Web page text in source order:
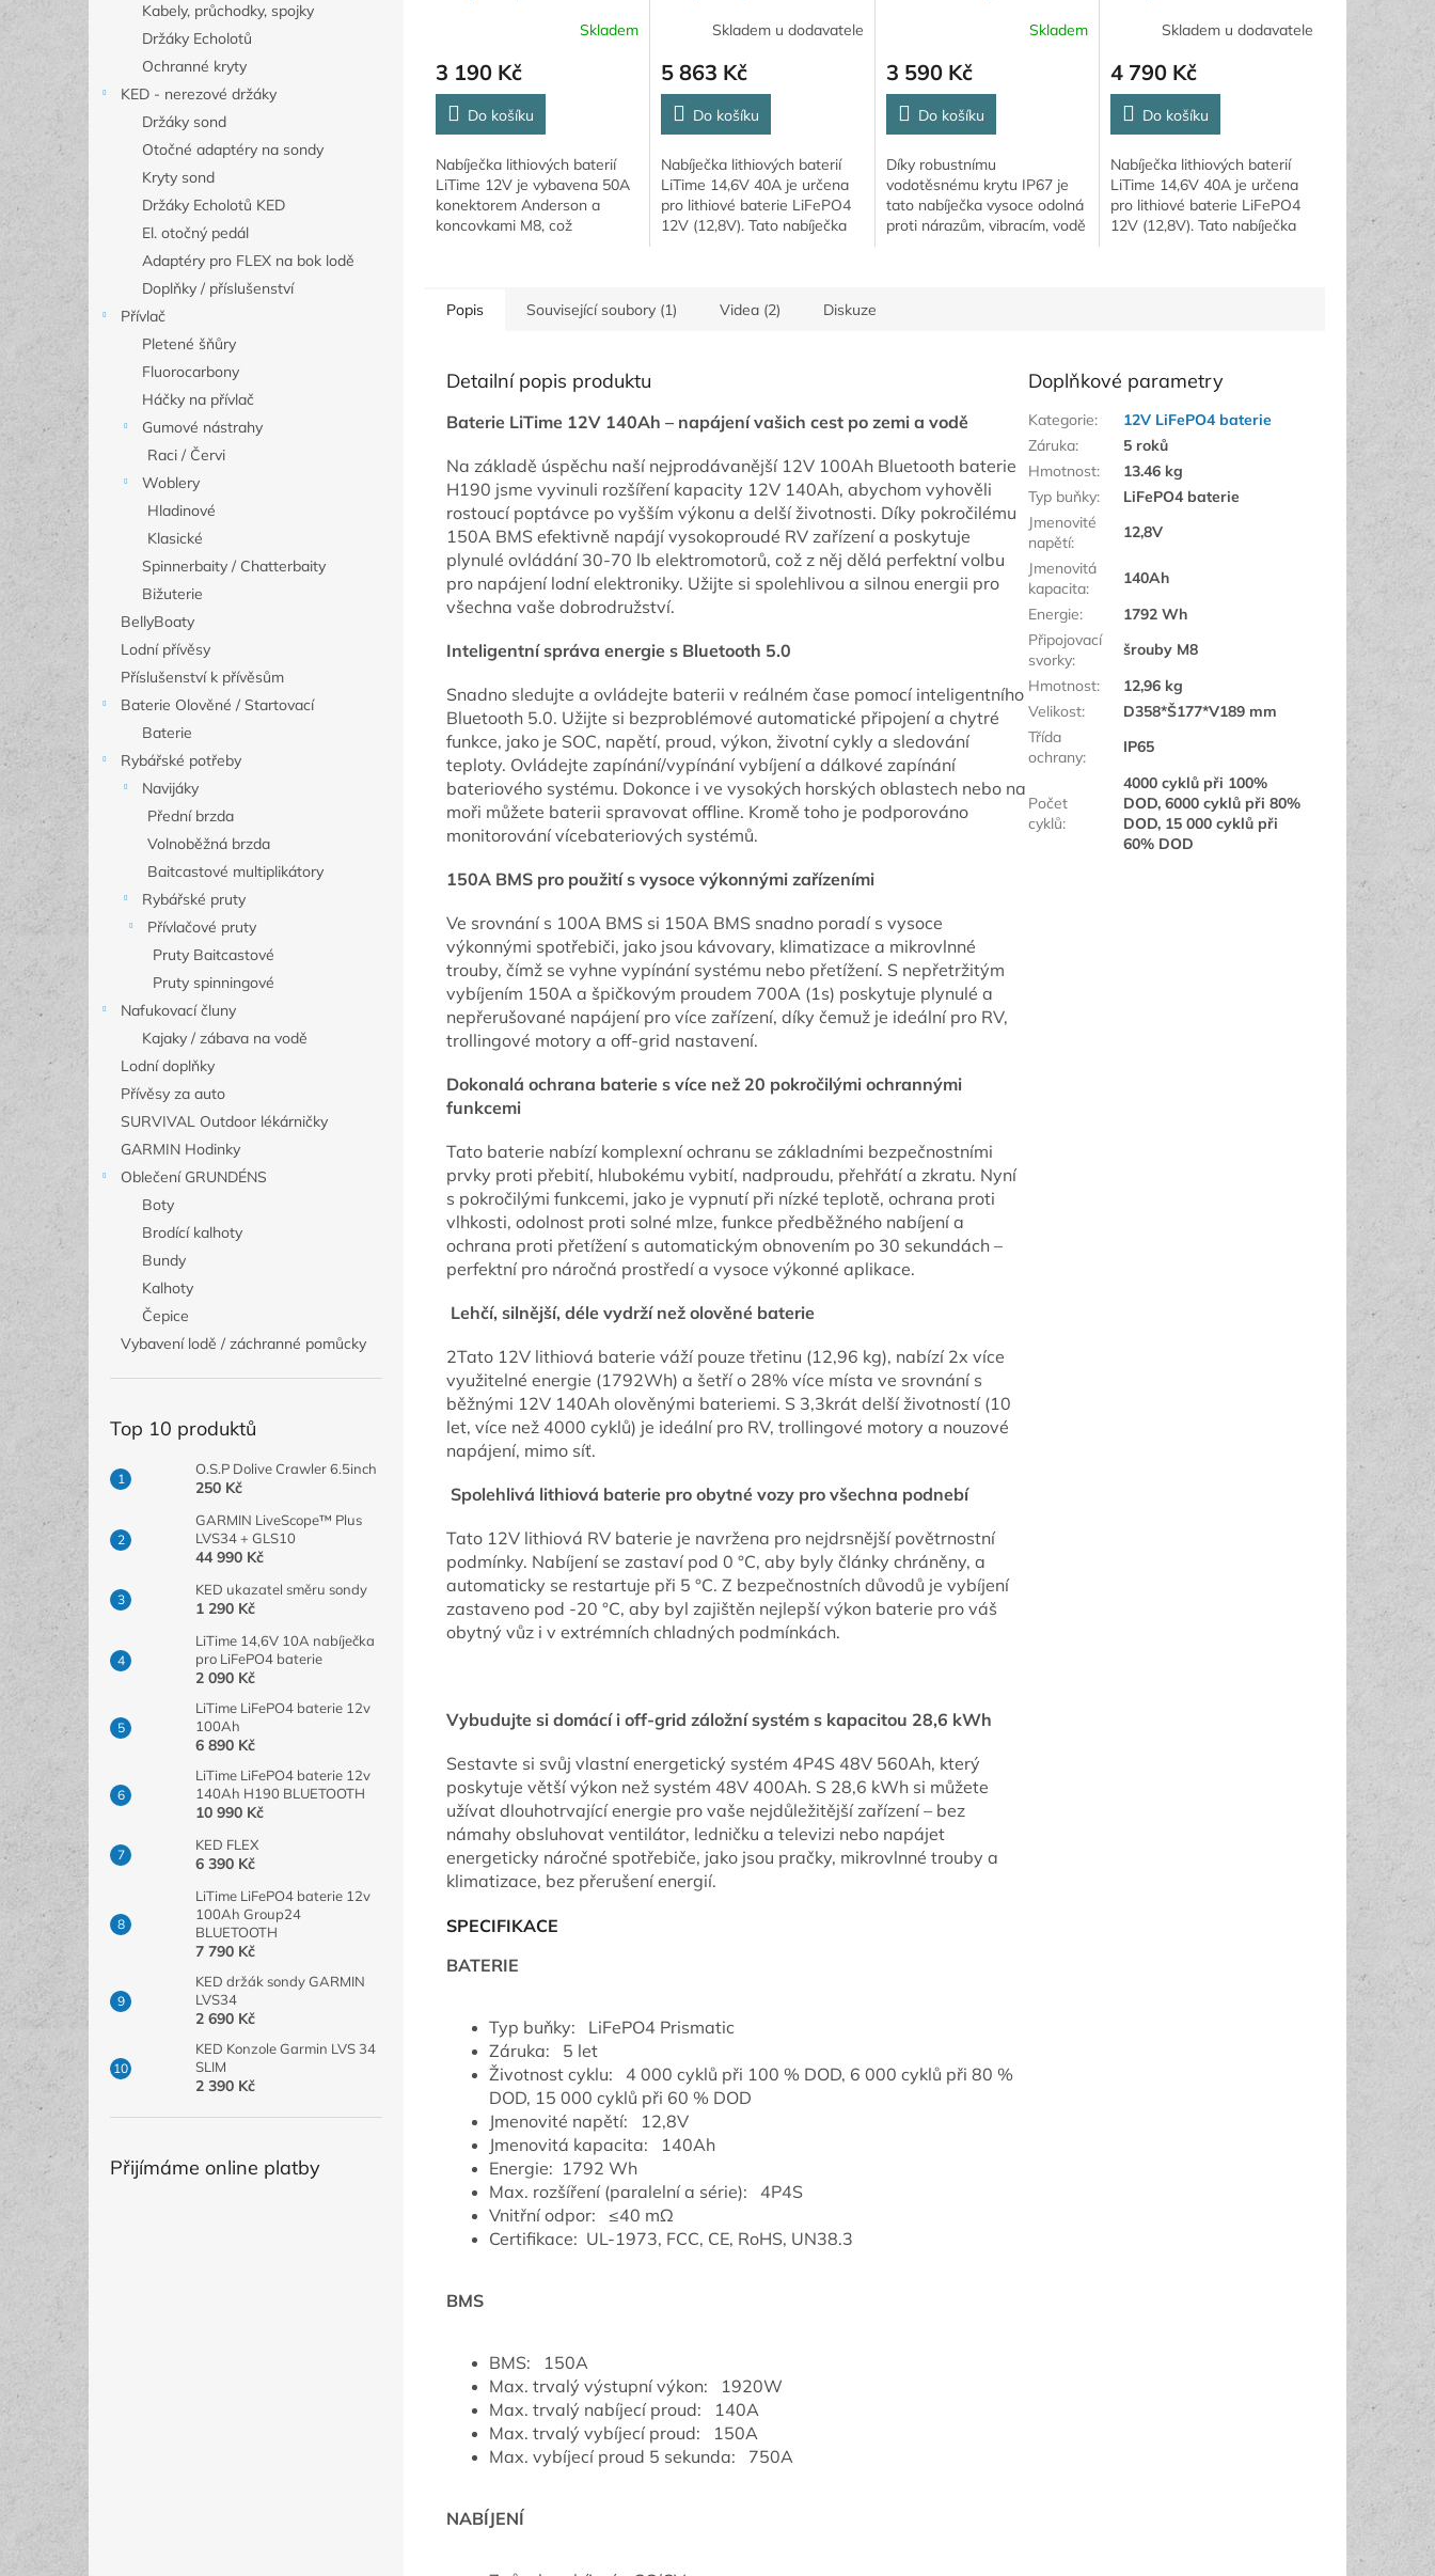
Kabely, průchodky, spojky
Držáky Echolotů
Ochranné kryty
KED - nerezové držáky
Držáky sond
Otočné adaptéry na sondy
Kryty sond
Držáky Echolotů KED
El. otočný pedál
Adaptéry pro FLEX na bok lodě
Doplňky / příslušenství
Přívlač
Pletené šňůry
Fluorocarbony
Háčky na přívlač
Gumové nástrahy
Raci / Červi
Woblery
Hladinové
Klasické
Spinnerbaity / Chatterbaity
Bižuterie
BellyBoaty
Lodní přívěsy
Příslušenství k přívěsům
Baterie Olověné / Startovací
Baterie
Rybářské potřeby
Navijáky
Přední brzda
Volnoběžná brzda
Baitcastové multiplikátory
Rybářské pruty
Přívlačové pruty
Pruty Baitcastové
Pruty spinningové
Nafukovací čluny
Kajaky / zábava na vodě
Lodní doplňky
Přívěsy za auto
SURVIVAL Outdoor lékárničky
GARMIN Hodinky
Oblečení GRUNDÉNS
Boty
Brodící kalhoty
Bundy
Kalhoty
Čepice
Vybavení lodě / záchranné pomůcky
Top 10 produktů
O.S.P Dolive Crawler 6.5inch
250 Kč
GARMIN LiveScope™ Plus
LVS34 + GLS10
44 990 Kč
KED ukazatel směru sondy
1 290 Kč
LiTime 14,6V 10A nabíječka
pro LiFePO4 baterie
2 090 Kč
LiTime LiFePO4 baterie 12v
100Ah
6 890 Kč
LiTime LiFePO4 baterie 12v
140Ah H190 BLUETOOTH
10 990 Kč
KED FLEX
6 390 Kč
LiTime LiFePO4 baterie 12v
100Ah Group24
BLUETOOTH
7 790 Kč
KED držák sondy GARMIN
LVS34
2 690 Kč
KED Konzole Garmin LVS 34
SLIM
2 390 Kč
Přijímáme online platby
Skladem
3 190 Kč
Do košíku
Nabíječka lithiových baterií
LiTime 12V je vybavena 50A
konektorem Anderson a
koncovkami M8, což
Skladem u dodavatele
5 863 Kč
Do košíku
Nabíječka lithiových baterií
LiTime 14,6V 40A je určena
pro lithiové baterie LiFePO4
12V (12,8V). Tato nabíječka
Skladem
3 590 Kč
Do košíku
Díky robustnímu
vodotěsnému krytu IP67 je
tato nabíječka vysoce odolná
proti nárazům, vibracím, vodě
Skladem u dodavatele
4 790 Kč
Do košíku
Nabíječka lithiových baterií
LiTime 14,6V 40A je určena
pro lithiové baterie LiFePO4
12V (12,8V). Tato nabíječka
Popis Související soubory (1) Videa (2) Diskuze
Detailní popis produktu
Baterie LiTime 12V 140Ah – napájení vašich cest po zemi a vodě
Na základě úspěchu naší nejprodávanější 12V 100Ah Bluetooth baterie
H190 jsme vyvinuli rozšíření kapacity 12V 140Ah, abychom vyhověli
rostoucí poptávce po vyšším výkonu a delší životnosti. Díky pokročilému
150A BMS efektivně napájí vysokoproudé RV zařízení a poskytuje
plynulé ovládání 30-70 lb elektromotorů, což z něj dělá perfektní volbu
pro napájení lodní elektroniky. Užijte si spolehlivou a silnou energii pro
všechna vaše dobrodružství.
Inteligentní správa energie s Bluetooth 5.0
Snadno sledujte a ovládejte baterii v reálném čase pomocí inteligentního
Bluetooth 5.0. Užijte si bezproblémové automatické připojení a chytré
funkce, jako je SOC, napětí, proud, výkon, životní cykly a sledování
teploty. Ovládejte zapínání/vypínání vybíjení a dálkové zapínání
bateriového systému. Dokonce i ve vysokých horských oblastech nebo na
moři můžete baterii spravovat offline. Kromě toho je podporováno
monitorování vícebateriových systémů.
150A BMS pro použití s ​​vysoce výkonnými zařízeními
Ve srovnání s 100A BMS si 150A BMS snadno poradí s vysoce
výkonnými spotřebiči, jako jsou kávovary, klimatizace a mikrovlnné
trouby, čímž se vyhne vypínání systému nebo přetížení. S nepřetržitým
vybíjením 150A a špičkovým proudem 700A (1s) poskytuje plynulé a
nepřerušované napájení pro více zařízení, díky čemuž je ideální pro RV,
trollingové motory a off-grid nastavení.
Dokonalá ochrana baterie s více než 20 pokročilými ochrannými
funkcemi
Tato baterie nabízí komplexní ochranu se základními bezpečnostními
prvky proti přebití, hlubokému vybití, nadproudu, přehřátí a zkratu. Nyní
s pokročilými funkcemi, jako je vypnutí při nízké teplotě, ochrana proti
vlhkosti, odolnost proti solné mlze, funkce předběžného nabíjení a
ochrana proti přetížení s automatickým obnovením po 30 sekundách –
perfektní pro náročná prostředí a vysoce výkonné aplikace.
Lehčí, silnější, déle vydrží než olověné baterie
2Tato 12V lithiová baterie váží pouze třetinu (12,96 kg), nabízí 2x více
využitelné energie (1792Wh) a šetří o 28% více místa ve srovnání s
běžnými 12V 140Ah olověnými bateriemi. S 3,3krát delší životností (10
let, více než 4000 cyklů) je ideální pro RV, trollingové motory a nouzové
napájení, mimo síť.
Spolehlivá lithiová baterie pro obytné vozy pro všechna podnebí
Tato 12V lithiová RV baterie je navržena pro nejdrsnější povětrnostní
podmínky. Nabíjení se zastaví pod 0 °C, aby byly články chráněny, a
automaticky se restartuje při 5 °C. Z bezpečnostních důvodů je vybíjení
zastaveno pod -20 °C, aby byl zajištěn nejlepší výkon baterie pro váš
obytný vůz i v extrémních chladných podmínkách.
Vybudujte si domácí i off-grid záložní systém s kapacitou 28,6 kWh
Sestavte si svůj vlastní energetický systém 4P4S 48V 560Ah, který
poskytuje větší výkon než systém 48V 400Ah. S 28,6 kWh si můžete
užívat dlouhotrvající energie pro vaše nejdůležitější zařízení – bez
námahy obsluhovat ventilátor, ledničku a televizi nebo napájet
energeticky náročné spotřebiče, jako jsou pračky, mikrovlnné trouby a
klimatizace, bez přerušení energií.
SPECIFIKACE
BATERIE
Typ buňky: LiFePO4 Prismatic
Záruka: 5 let
Životnost cyklu: 4 000 cyklů při 100 % DOD, 6 000 cyklů při 80 %
DOD, 15 000 cyklů při 60 % DOD
Jmenovité napětí: 12,8V
Jmenovitá kapacita: 140Ah
Energie: 1792 Wh
Max. rozšíření (paralelní a série): 4P4S
Vnitřní odpor: ≤40 mΩ
Certifikace: UL-1973, FCC, CE, RoHS, UN38.3
BMS
BMS: 150A
Max. trvalý výstupní výkon: 1920W
Max. trvalý nabíjecí proud: 140A
Max. trvalý vybíjecí proud: 150A
Max. vybíjecí proud 5 sekunda: 750A
NABÍJENÍ
Doplňkové parametry
Kategorie:
12V LiFePO4 baterie
Záruka:
5 roků
Hmotnost:
13.46 kg
Typ buňky:
LiFePO4 baterie
Jmenovité
napětí:
12,8V
Jmenovitá
kapacita:
140Ah
Energie:
1792 Wh
Připojovací
svorky:
šrouby M8
Hmotnost:
12,96 kg
Velikost:
D358*Š177*V189 mm
Třída
ochrany:
IP65
Počet
cyklů:
4000 cyklů při 100%
DOD, 6000 cyklů při 80%
DOD, 15 000 cyklů při
60% DOD